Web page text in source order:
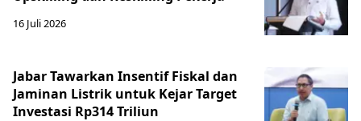
16 Juli 2026
Jabar Tawarkan Insentif Fiskal dan
Jaminan Listrik untuk Kejar Target
Investasi Rp314 Triliun